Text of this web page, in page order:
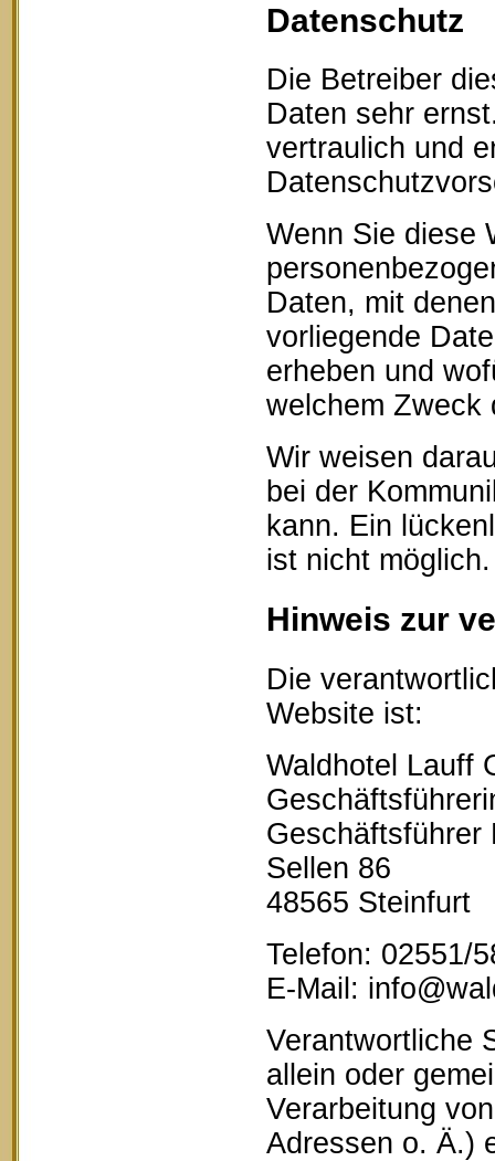
Datenschutz
Die Betreiber
Daten sehr
vertraulich und
Wenn Sie diese
Daten, mit
vorliegende
erheben und
welchem Zweck
Wir weisen
bei der
kann. Ein
ist nicht möglich.
Hinweis zur
Die
Website ist:
Waldhotel Lauff
Geschäftsführer
Sellen 86
48565 Steinfurt
Telefon: 02551/
E-Mail:
Verantwortliche
allein oder
Verarbeitung
Adressen o. Ä.)